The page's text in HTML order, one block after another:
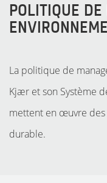
POLITIQUE
La politique de
Kjær et son Système
mettent en œuvre
durable.